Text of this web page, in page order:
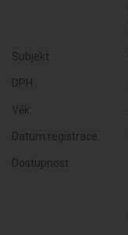
Subjekt:
DPH:
Věk:
Datum registrace:
Dostupnost: